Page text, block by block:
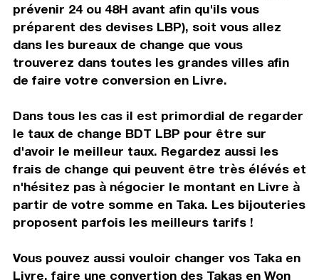
prévenir 24 ou 48H avant afin qu'ils vous
préparent des devises LBP), soit vous allez
dans les bureaux de change que vous
trouverez dans toutes les grandes villes afin
de faire votre conversion en Livre.
Dans tous les cas il est primordial de regarder
le taux de change BDT LBP pour être sur
d'avoir le meilleur taux. Regardez aussi les
frais de change qui peuvent être très élévés et
n'hésitez pas à négocier le montant en Livre à
partir de votre somme en Taka. Les bijouteries
proposent parfois les meilleurs tarifs !
Vous pouvez aussi vouloir changer vos Taka en
Livre, faire une convertion des Takas en Won